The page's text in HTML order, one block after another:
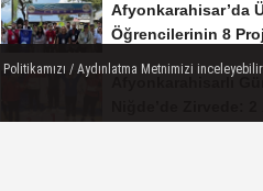
Afyonkarahisar’da
Öğrencilerinin 8
Afyonkarahisarlı
/ Aydınlatma Metnimizi